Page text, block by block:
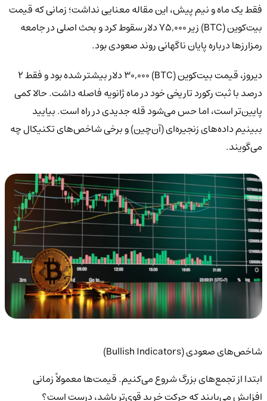
فقط یک ماه و نیم پیش، این مقاله معنایی نداشت؛ زمانی که قیمت
بیت‌کوین (BTC) زیر ۷۵,۰۰۰ دلار سقوط کرد و بحث اصلی در جامعه
رمزارزها درباره پایان ناگهانی روند صعودی بود.
دیروز، قیمت بیت‌کوین (BTC) ۳۰,۰۰۰ دلار بیشتر شده بود و فقط ۲
درصد با ثبت رکورد تاریخی خود در ماه ژانویه فاصله داشت. حالا کمی
پایین‌تر است، اما حس می‌شود قله جدیدی در راه است. بیایید
ببینیم داده‌های زنجیره‌ای (آن‌چین) و برخی شاخص‌های تکنیکال چه
می‌گویند.
شاخص‌های صعودی (Bullish Indicators)
ابتدا از تجمع‌های بزرگ شروع می‌کنیم. قیمت‌ها معمولاً زمانی
افزایش می‌یابند که حرکت خرید قوی‌تر باشد، درست است؟